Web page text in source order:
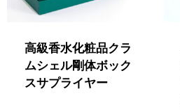
高級香水化粧品クラ
ムシェル剛体ボック
スサプライヤー